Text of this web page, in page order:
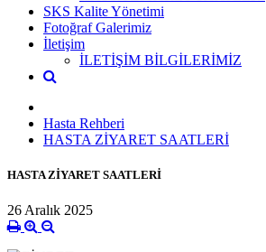
SKS Kalite Yönetimi
Fotoğraf Galerimiz
İletişim
İLETİŞİM BİLGİLERİMİZ
Hasta Rehberi
HASTA ZİYARET SAATLERİ
HASTA ZİYARET SAATLERİ
26 Aralık 2025